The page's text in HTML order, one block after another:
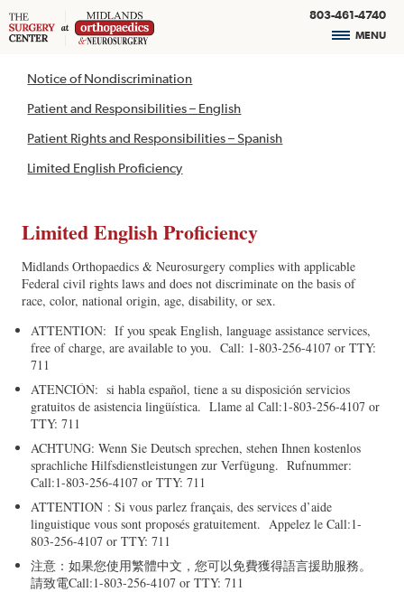
803-461-4740
MENU
Notice of Nondiscrimination
Patient and Responsibilities – English
Patient Rights and Responsibilities – Spanish
Limited English Proficiency
Limited English Proficiency
Midlands Orthopaedics & Neurosurgery complies with applicable
Federal civil rights laws and does not discriminate on the basis of
race, color, national origin, age, disability, or sex.
ATTENTION: If you speak English, language assistance services,
free of charge, are available to you. Call: 1-803-256-4107 or TTY:
711
ATENCIÓN: si habla español, tiene a su disposición servicios
gratuitos de asistencia lingüística. Llame al Call:1-803-256-4107 or
TTY: 711
ACHTUNG: Wenn Sie Deutsch sprechen, stehen Ihnen kostenlos
sprachliche Hilfsdienstleistungen zur Verfügung. Rufnummer:
Call:1-803-256-4107 or TTY: 711
ATTENTION : Si vous parlez français, des services d’aide
linguistique vous sont proposés gratuitement. Appelez le Call:1-
803-256-4107 or TTY: 711
注意：如果您使用繁體中文，您可以免費獲得語言援助服務。
請致電Call:1-803-256-4107 or TTY: 711